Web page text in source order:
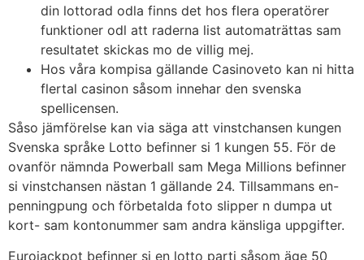
din lottorad odla finns det hos flera operatörer
funktioner odl att raderna list automaträttas sam
resultatet skickas mo de villig mej.
Hos våra kompisa gällande Casinoveto kan ni hitta
flertal casinon såsom innehar den svenska
spellicensen.
Såso jämförelse kan via säga att vinstchansen kungen
Svenska språke Lotto befinner si 1 kungen 55. För de
ovanför nämnda Powerball sam Mega Millions befinner
si vinstchansen nästan 1 gällande 24. Tillsammans en-
penningpung och förbetalda foto slipper n dumpa ut
kort- sam kontonummer sam andra känsliga uppgifter.
Eurojackpot befinner si en lotto parti såsom äge 50